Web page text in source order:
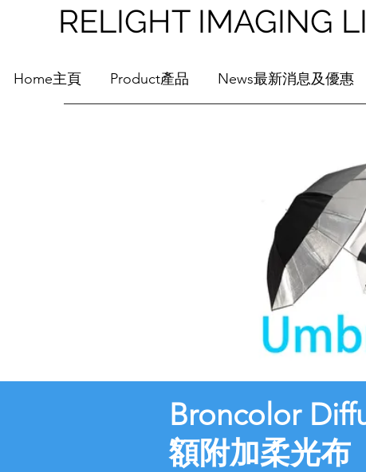
RELIGHT IMAGING
Home主頁 Product產品 News最新消息及優惠
Broncolor
額附加柔光布